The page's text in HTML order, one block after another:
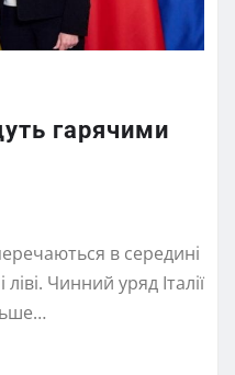
гарячими
в середині
ліві. Чинний уряд Італії